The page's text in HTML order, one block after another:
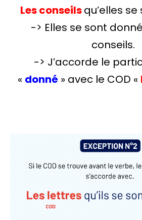
Les conseilsqu’elles se
-> Elles se sont donné
conseils.
-> J’accorde le
« donné » avec le COD «